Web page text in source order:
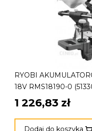
RYOBI
18V RMS18190-0
1 226,83 zł